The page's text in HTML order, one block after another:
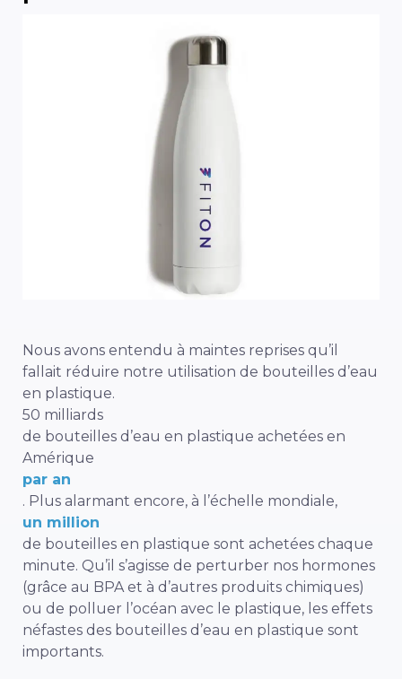
Nous avons entendu à maintes reprises qu’il
fallait réduire notre utilisation de bouteilles d’eau
en plastique.
50 milliards
de bouteilles d’eau en plastique achetées en
Amérique
par an
. Plus alarmant encore, à l’échelle mondiale,
un million
de bouteilles en plastique sont achetées chaque
minute. Qu’il s’agisse de perturber nos hormones
(grâce au BPA et à d’autres produits chimiques)
ou de polluer l’océan avec le plastique, les effets
néfastes des bouteilles d’eau en plastique sont
importants.